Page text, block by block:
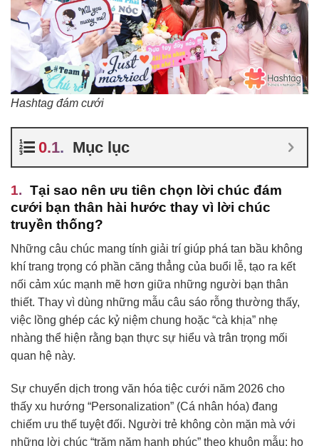
Hashtag đám cưới
Mục lục
Tại sao nên ưu tiên chọn lời chúc đám
cưới bạn thân hài hước thay vì lời chúc
truyền thống?
Những câu chúc mang tính giải trí giúp phá tan bầu không
khí trang trọng có phần căng thẳng của buổi lễ, tạo ra kết
nối cảm xúc mạnh mẽ hơn giữa những người bạn thân
thiết. Thay vì dùng những mẫu câu sáo rỗng thường thấy,
việc lồng ghép các kỷ niệm chung hoặc “cà khịa” nhẹ
nhàng thể hiện rằng bạn thực sự hiểu và trân trọng mối
quan hệ này.
Sự chuyển dịch trong văn hóa tiệc cưới năm 2026 cho
thấy xu hướng “Personalization” (Cá nhân hóa) đang
chiếm ưu thế tuyệt đối. Người trẻ không còn mặn mà với
những lời chúc “trăm năm hạnh phúc” theo khuôn mẫu; họ